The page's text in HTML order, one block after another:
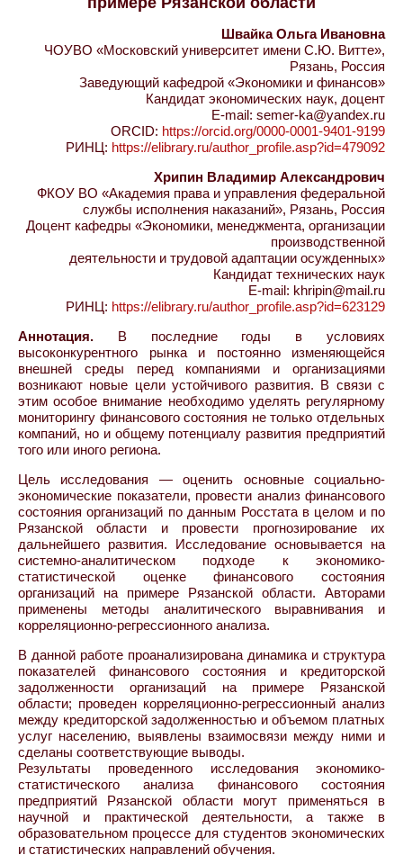
Швайка Ольга Ивановна
ЧОУВО «Московский университет имени С.Ю. Витте»,
Рязань, Россия
Заведующий кафедрой «Экономики и финансов»
Кандидат экономических наук, доцент
E-mail: semer-ka@yandex.ru
ORCID: https://orcid.org/0000-0001-9401-9199
РИНЦ: https://elibrary.ru/author_profile.asp?id=479092
Хрипин Владимир Александрович
ФКОУ ВО «Академия права и управления федеральной
службы исполнения наказаний», Рязань, Россия
Доцент кафедры «Экономики, менеджмента, организации
производственной
деятельности и трудовой адаптации осужденных»
Кандидат технических наук
E-mail: khripin@mail.ru
РИНЦ: https://elibrary.ru/author_profile.asp?id=623129
Аннотация. В последние годы в условиях
высоконкурентного рынка и постоянно изменяющейся
внешней среды перед компаниями и организациями
возникают новые цели устойчивого развития. В связи с
этим особое внимание необходимо уделять регулярному
мониторингу финансового состояния не только отдельных
компаний, но и общему потенциалу развития предприятий
того или иного региона.
Цель исследования — оценить основные социально-
экономические показатели, провести анализ финансового
состояния организаций по данным Росстата в целом и по
Рязанской области и провести прогнозирование их
дальнейшего развития. Исследование основывается на
системно-аналитическом подходе к экономико-
статистической оценке финансового состояния
организаций на примере Рязанской области. Авторами
применены методы аналитического выравнивания и
корреляционно-регрессионного анализа.
В данной работе проанализирована динамика и структура
показателей финансового состояния и кредиторской
задолженности организаций на примере Рязанской
области; проведен корреляционно-регрессионный анализ
между кредиторской задолженностью и объемом платных
услуг населению, выявлены взаимосвязи между ними и
сделаны соответствующие выводы.
Результаты проведенного исследования экономико-
статистического анализа финансового состояния
предприятий Рязанской области могут применяться в
научной и практической деятельности, а также в
образовательном процессе для студентов экономических
и статистических направлений обучения.